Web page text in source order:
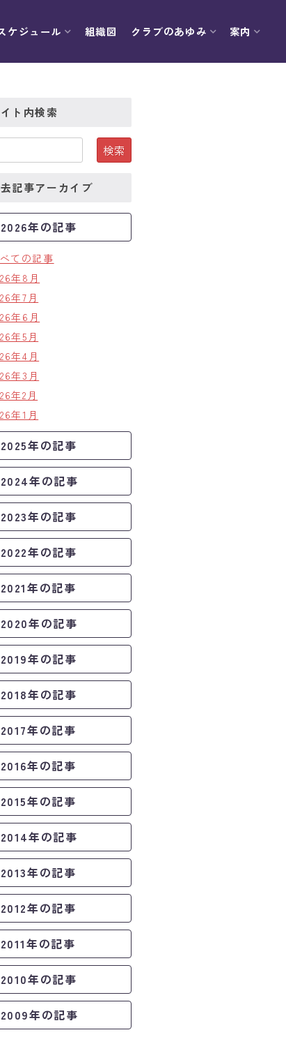
ケジュール 組織図 クラブのあゆみ 案内
ト内検索
記事アーカイブ
2026年の記事
ての記事
年8月
年7月
年6月
年5月
年4月
年3月
年2月
年1月
2025年の記事
2024年の記事
2023年の記事
2022年の記事
2021年の記事
2020年の記事
2019年の記事
2018年の記事
2017年の記事
2016年の記事
2015年の記事
2014年の記事
2013年の記事
2012年の記事
2011年の記事
2010年の記事
2009年の記事